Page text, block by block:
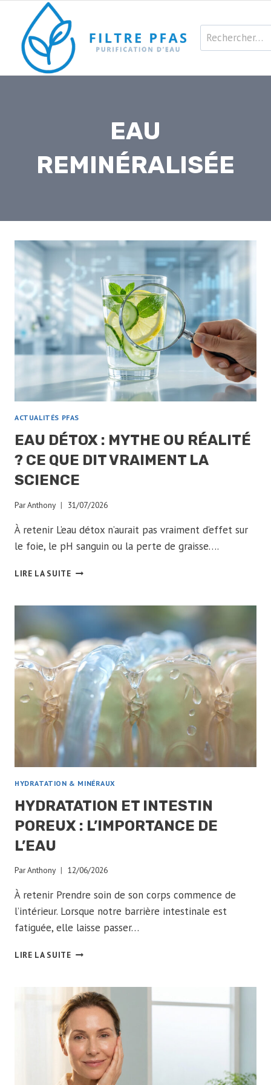
contenu
Rechercher :
EAU
REMINÉRALISÉE
ACTUALITÉS PFAS
EAU DÉTOX : MYTHE OU RÉALITÉ
? CE QUE DIT VRAIMENT LA
SCIENCE
ParAnthony 31/07/2026
À retenir L’eau détox n’aurait pas vraiment d’effet sur
le foie, le pH sanguin ou la perte de graisse….
LIRE LA SUITEEAU
MYTHE
?
CE
QUE
DIT
VRAIMENT
SCIENCE
HYDRATATION & MINÉRAUX
HYDRATATION ET INTESTIN
POREUX : L’IMPORTANCE DE
L’EAU
ParAnthony 12/06/2026
À retenir Prendre soin de son corps commence de
l’intérieur. Lorsque notre barrière intestinale est
fatiguée, elle laisse passer…
LIRE LA SUITEHYDRATATION
POREUX
:
L’IMPORTANCE
DE
L’EAU